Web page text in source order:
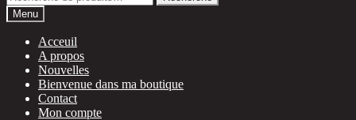
pour :
Menu
Acceuil
A propos
Nouvelles
Bienvenue dans ma boutique
Contact
Mon compte